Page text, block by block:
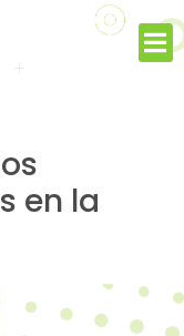
en la